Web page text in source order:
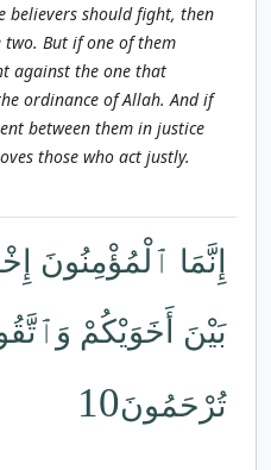
believers should fight, then
two. But if one of them
against the one that
ordinance of Allah. And if
between them in justice
those who act justly.
إِنَّمَا ٱلْمُؤْمِنُونَ
بَيْنَ أَخَوَيْكُمْ
تُرْحَمُونَ10